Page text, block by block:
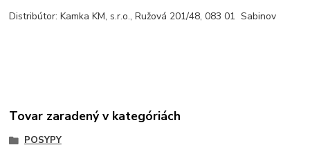
Distribútor: Kamka KM, s.r.o., Ružová 201/48, 083 01 Sabinov
Tovar zaradený v kategóriách
POSYPY